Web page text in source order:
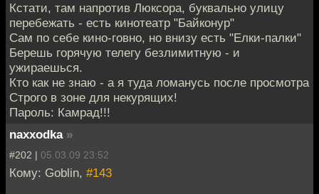
Кстати, там напротив Люксора, буквально улицу
перебежать - есть кинотеатр "Байконур"
Сам по себе кино-говно, но внизу есть "Елки-палки"
Берешь горячую телегу безлимитную - и
ужираешься.
Кто как не знаю - а я туда ломанусь после просмотра
Строго в зоне для некурящих!
Пароль: Камрад!!!
naxxodka »
#202 | 05.03.09 23:52
Кому: Goblin, #143